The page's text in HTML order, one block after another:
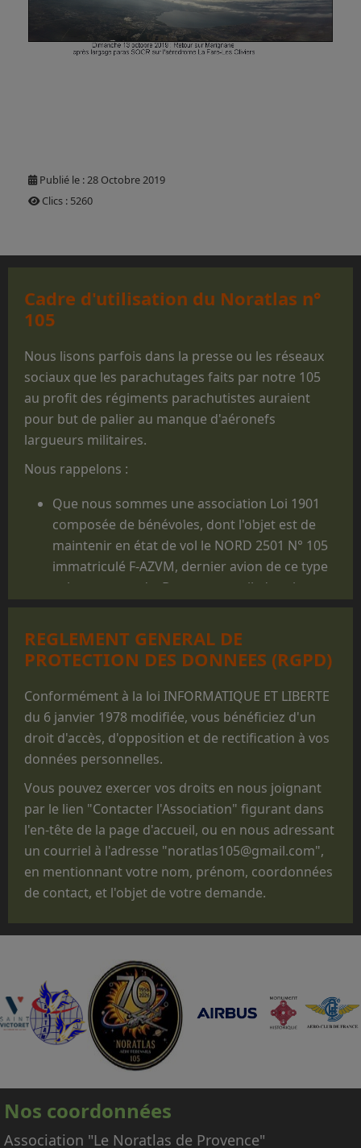
Publié le : 28 Octobre 2019
Clics : 5260
Cadre d'utilisation du Noratlas n°
105
Nous lisons parfois dans la presse ou les réseaux
sociaux que les parachutages faits par notre 105
au profit des régiments parachutistes auraient
pour but de palier au manque d'aéronefs
largueurs militaires.
Nous rappelons :
Que nous sommes une association Loi 1901
composée de bénévoles, dont l'objet est de
maintenir en état de vol le NORD 2501 N° 105
immatriculé F-AZVM, dernier avion de ce type
volant au monde. De cet appareil, dont la
largués des milliers de jeunes gens, et il reste
un appareil mythique dans le monde du
parachutisme militaire.
Que les prestations faites au profit des
structures militaires des 3 Armées ne sont
réalisées que pour des parachutages
ponctuels exécutés lors de manifestations
commémorations, des anniversaires, des
"Journées Portes ouvertes", des journées des
familles, des baptêmes de promotion, des
fêtes d'unité ou pour des passations de
commandement.
Que le statut administratif de notre avion,
(CNRAC) ne nous permet pas d'embarquer des
passagers autres que les membres
d'équipage adhérents à l'association,
nécessaires à la conduite et à la mise en
œuvre de l'avion.
En conséquence, nous regrettons donc de ne
pas pouvoir répondre aux nombreuses
demandes d'embarquement sur le Noratlas, à
titre gracieux ou payant.
REGLEMENT GENERAL DE
PROTECTION DES DONNEES (RGPD)
Conformément à la loi INFORMATIQUE ET LIBERTE
du 6 janvier 1978 modifiée, vous bénéficiez d'un
droit d'accès, d'opposition et de rectification à vos
données personnelles.
Vous pouvez exercer vos droits en nous joignant
par le lien "Contacter l'Association" figurant dans
l'en-tête de la page d'accueil, ou en nous adressant
un courriel à l'adresse "noratlas105@gmail.com",
en mentionnant votre nom, prénom, coordonnées
de contact, et l'objet de votre demande.
Nos coordonnées
Association "Le Noratlas de Provence"